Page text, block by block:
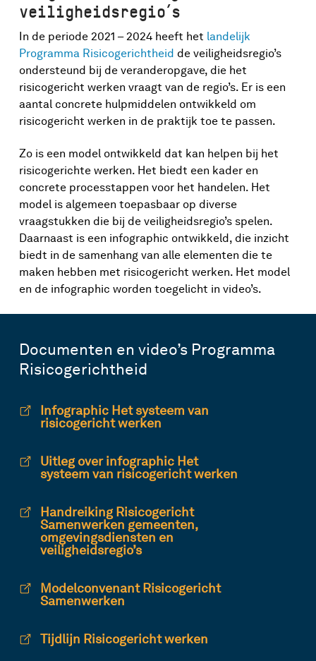
veiligheidsregio’s
In de periode 2021 – 2024 heeft het landelijk
Programma Risicogerichtheid de veiligheidsregio’s
ondersteund bij de veranderopgave, die het
risicogericht werken vraagt van de regio’s. Er is een
aantal concrete hulpmiddelen ontwikkeld om
risicogericht werken in de praktijk toe te passen.
Zo is een model ontwikkeld dat kan helpen bij het
risicogerichte werken. Het biedt een kader en
concrete processtappen voor het handelen. Het
model is algemeen toepasbaar op diverse
vraagstukken die bij de veiligheidsregio’s spelen.
Daarnaast is een infographic ontwikkeld, die inzicht
biedt in de samenhang van alle elementen die te
maken hebben met risicogericht werken. Het model
en de infographic worden toegelicht in video’s.
Documenten en video’s Programma
Risicogerichtheid
Infographic Het systeem van
risicogericht werken
Uitleg over infographic Het
systeem van risicogericht werken
Handreiking Risicogericht
Samenwerken gemeenten,
omgevingsdiensten en
veiligheidsregio’s
Modelconvenant Risicogericht
Samenwerken
Tijdlijn Risicogericht werken